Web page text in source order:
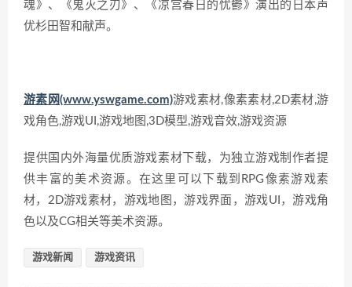
魂》、《鬼灭之刃》、《凉宫春日的忧鬱》演出的日本声
优杉田智和献声。
游素网(www.yswgame.com)游戏素材,像素素材,2D素材,游
戏角色,游戏UI,游戏地图,3D模型,游戏音效,游戏资源
提供国内外海量优质游戏素材下载，为独立游戏制作者提
供丰富的美术资源。在这里可以下载到RPG像素游戏素
材，2D游戏素材，游戏地图，游戏界面，游戏UI，游戏角
色以及CG相关等美术资源。
游戏新闻 游戏资讯